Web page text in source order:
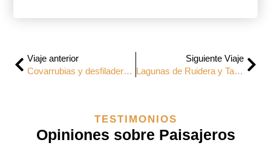
Viaje anterior
Covarrubias y desfiladero de la Yecla
Siguiente Viaje
Lagunas de Ruidera y Tablas de Daimiel
TESTIMONIOS
Opiniones sobre Paisajeros